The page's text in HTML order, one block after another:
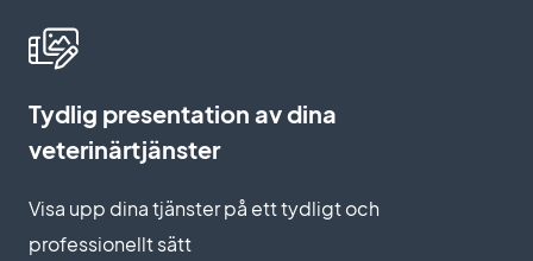
Tydlig presentation av dina
veterinärtjänster
Visa upp dina tjänster på ett tydligt och
professionellt sätt